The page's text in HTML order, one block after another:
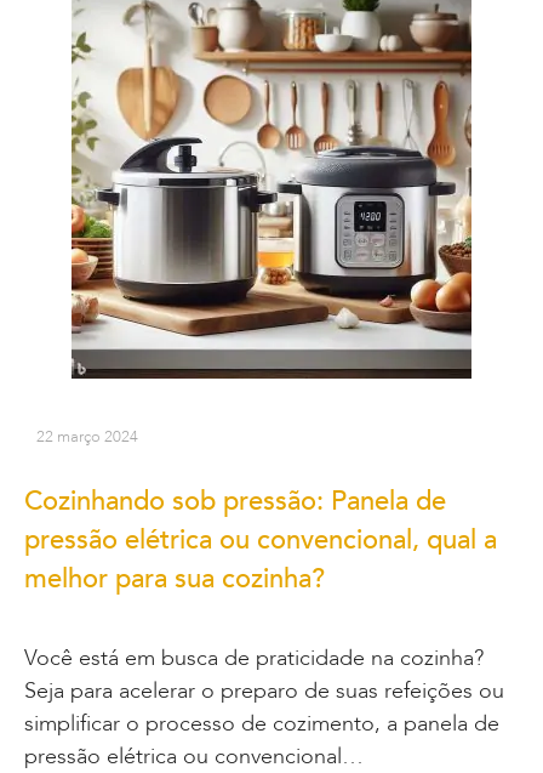
22 março 2024
Cozinhando sob pressão: Panela de
pressão elétrica ou convencional, qual a
melhor para sua cozinha?
Você está em busca de praticidade na cozinha?
Seja para acelerar o preparo de suas refeições ou
simplificar o processo de cozimento, a panela de
pressão elétrica ou convencional…